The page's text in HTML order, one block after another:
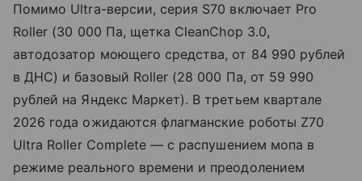
Помимо Ultra-версии, серия S70 включает Pro
Roller (30 000 Па, щетка CleanChop 3.0,
автодозатор моющего средства, от 84 990 рублей
в ДНС) и базовый Roller (28 000 Па, от 59 990
рублей на Яндекс Маркет). В третьем квартале
2026 года ожидаются флагманские роботы Z70
Ultra Roller Complete — с распушением мопа в
режиме реального времени и преодолением